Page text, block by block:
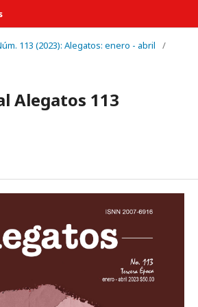
113 (2023): Alegatos: enero - abril
/
Alegatos 113